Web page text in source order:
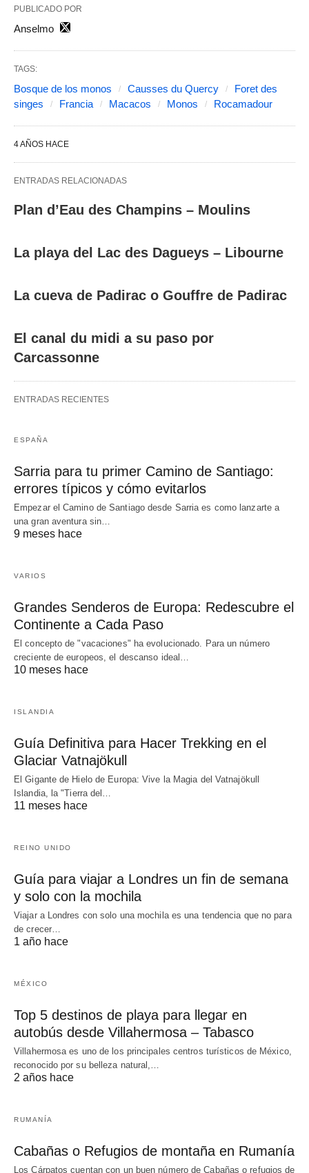
PUBLICADO POR
Anselmo
TAGS:
Bosque de los monos Causses du Quercy
Foret des
singes
Francia Macacos Monos Rocamadour
4 AÑOS HACE
ENTRADAS RELACIONADAS
Plan d’Eau des Champins – Moulins
La playa del Lac des Dagueys – Libourne
La cueva de Padirac o Gouffre de Padirac
El canal du midi a su paso por
Carcassonne
ENTRADAS RECIENTES
ESPAÑA
Sarria para tu primer Camino de Santiago:
errores típicos y cómo evitarlos
Empezar el Camino de Santiago desde Sarria es como lanzarte a
una gran aventura sin…
9 meses hace
VARIOS
Grandes Senderos de Europa: Redescubre el
Continente a Cada Paso
El concepto de "vacaciones" ha evolucionado. Para un número
creciente de europeos, el descanso ideal…
10 meses hace
ISLANDIA
Guía Definitiva para Hacer Trekking en el
Glaciar Vatnajökull
El Gigante de Hielo de Europa: Vive la Magia del Vatnajökull
Islandia, la "Tierra del…
11 meses hace
REINO UNIDO
Guía para viajar a Londres un fin de semana
y solo con la mochila
Viajar a Londres con solo una mochila es una tendencia que no para
de crecer…
1 año hace
MÉXICO
Top 5 destinos de playa para llegar en
autobús desde Villahermosa – Tabasco
Villahermosa es uno de los principales centros turísticos de México,
reconocido por su belleza natural,…
2 años hace
RUMANÍA
Cabañas o Refugios de montaña en Rumanía
Los Cárpatos cuentan con un buen número de Cabañas o refugios de